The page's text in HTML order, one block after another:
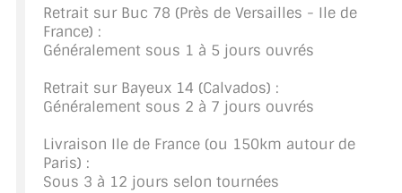
SYSTÈMES COULISSANTS
LE CATALOGUE ACCESSOIRES
ACCESSOIRES EN PROMOTIONS
EXEMPLES, RÉALISATIONS, INSPIRATIONS
NUANCIER RAL
Retrait sur Buc 78 (Près de Versailles - Ile de
France) :
Généralement sous 1 à 5 jours ouvrés
Retrait sur Bayeux 14 (Calvados) :
Généralement sous 2 à 7 jours ouvrés
Livraison Ile de France (ou 150km autour de
Paris) :
Sous 3 à 12 jours selon tournées